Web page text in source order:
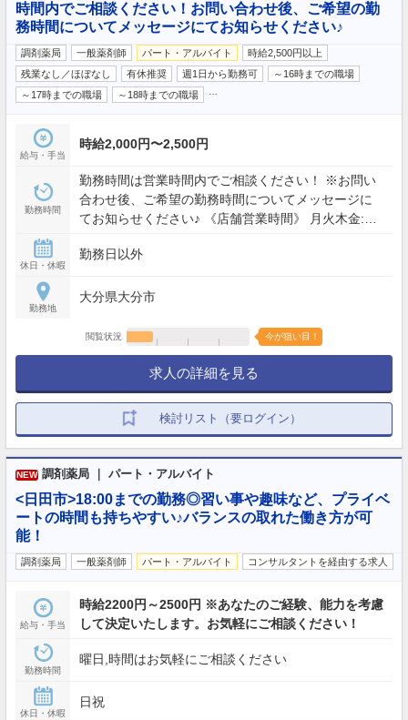
時間内でご相談ください！お問い合わせ後、ご希望の勤
務時間についてメッセージにてお知らせください♪
調剤薬局 一般薬剤師 パート・アルバイト
時給2,500円以上
残業なし／ほぼなし
有休推奨 週1日から勤務可
～16時までの職場
～17時までの職場
～18時までの職場
給与・手当
時給2,000円〜2,500円
勤務時間
勤務時間は営業時間内でご相談ください！ ※お問い
合わせ後、ご希望の勤務時間についてメッセージに
てお知らせください♪ 《店舗営業時間》 月火木金:
休日・休暇
勤務日以外
勤務地
大分県大分市
閲覧状況 今が狙い目！
求人の詳細を見る
検討リスト（要ログイン）
NEW 調剤薬局 ｜ パート・アルバイト
<日田市>18:00までの勤務◎習い事や趣味など、プライベ
ートの時間も持ちやすい♪バランスの取れた働き方が可
能！
調剤薬局 一般薬剤師 パート・アルバイト コンサルタントを経由する求人
給与・手当
時給2200円～2500円 ※あなたのご経験、能力を考慮
して決定いたします。お気軽にご相談ください！
勤務時間
曜日,時間はお気軽にご相談ください
休日・休暇
日祝